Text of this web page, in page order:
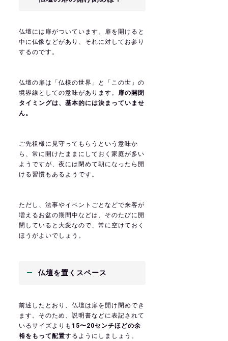
仏壇には扉がついています。扉を開けると
中に仏像などがあり、それに対してお参り
するのです。
仏壇の扉は「仏様の世界」と「この世」の
境界線としての意味があります。 扉の開閉
タイミングは、基本的には決まっていませ
ん。
ご先祖様に見守ってもらうという意味か
ら、常に開けたままにしておく家庭が多い
ようですが、夜には閉めて朝になったら開
ける習慣もあるようです。
ただし、法事やイベントごとなどで来客が
増えるお盆の期間中などは、そのたびに開
閉していると大変なので、常に空けておく
ほうがよいでしょう。
仏壇を置くスペース
前述したとおり、仏壇は扉を開け閉めでき
ます。そのため、説明書などに表記されて
いるサイズよりも 15〜20センチほどの余
裕をもって配置するようにしましょう。